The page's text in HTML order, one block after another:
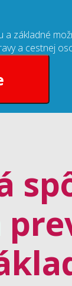
a základné
a cestnej